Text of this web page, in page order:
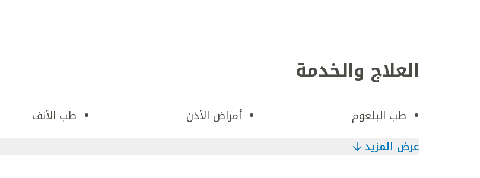
العلاج والخدمة
طب البلعوم أمراض الأذن
طب الأنف
عرض المزيد